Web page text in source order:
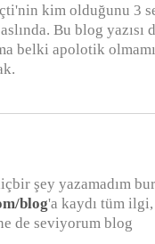
kim olduğunu 3
Bu blog yazısı
belki apolotik
şey yazamadım
blog'a kaydı tüm
de seviyorum blog